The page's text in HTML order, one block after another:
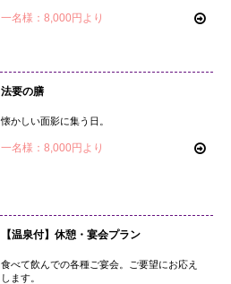
一名様：8,000円より
法要の膳
懐かしい面影に集う日。
一名様：8,000円より
【温泉付】休憩・宴会プラン
食べて飲んでの各種ご宴会。ご要望にお応え
します。